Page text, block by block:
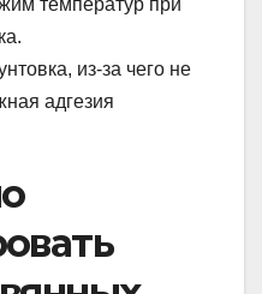
из-за чего не
адгезия